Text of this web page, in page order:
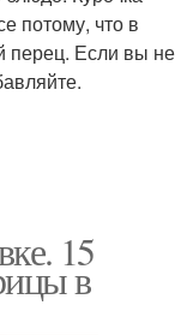
потому, что в
перец. Если вы не
15
в